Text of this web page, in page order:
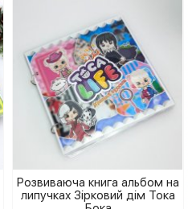
Розвиваюча книга альбом на
липучках Зірковий дім Тока